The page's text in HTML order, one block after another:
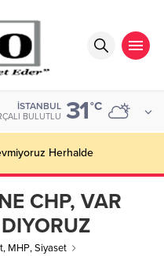
İSTANBUL
BULUTLU 31°C
Herhalde
CHP, VAR
, MHP,Siyaset